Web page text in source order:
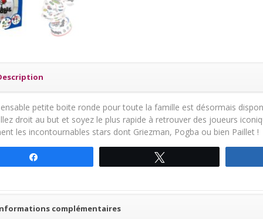
petite boite ronde pour toute la famille est désormais
droit au but et soyez le plus rapide à retrouver des joueurs
les incontournables stars dont Griezman, Pogba ou bien Paillet !
complémentaires